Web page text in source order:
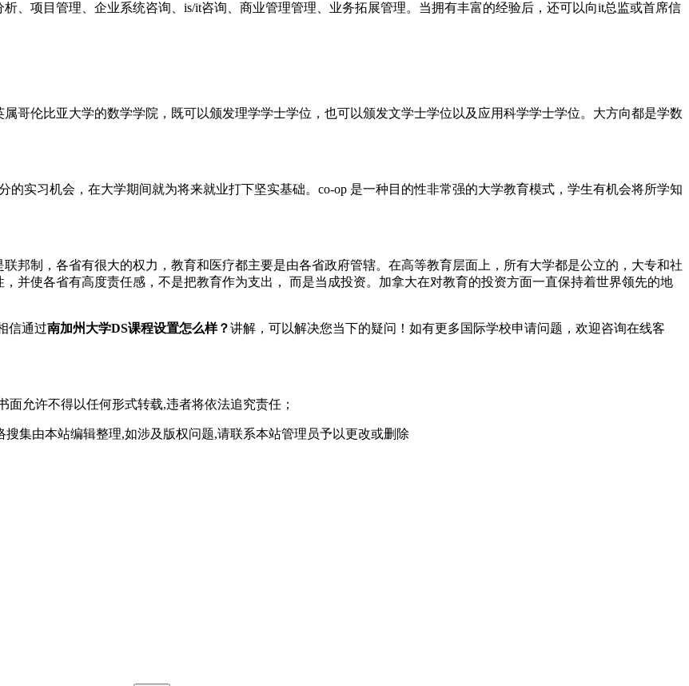
、项目管理、企业系统咨询、is/it咨询、商业管理管理、业务拓展管理。当拥有丰富的经验后，还可以向it总监或首席信
哥伦比亚大学的数学学院，既可以颁发理学学士学位，也可以颁发文学士学位以及应用科学学士学位。大方向都是学数
的实习机会，在大学期间就为将来就业打下坚实基础。co-op 是一种目的性非常强的大学教育模式，学生有机会将所学知
邦制，各省有很大的权力，教育和医疗都主要是由各省政府管辖。在高等教育层面上，所有大学都是公立的，大专和社
并使各省有高度责任感，不是把教育作为支出， 而是当成投资。加拿大在对教育的投资方面一直保持着世界领先的地
信通过南加州大学DS课程设置怎么样？讲解，可以解决您当下的疑问！如有更多国际学校申请问题，欢迎咨询在线客
允许不得以任何形式转载,违者将依法追究责任；
集由本站编辑整理,如涉及版权问题,请联系本站管理员予以更改或删除